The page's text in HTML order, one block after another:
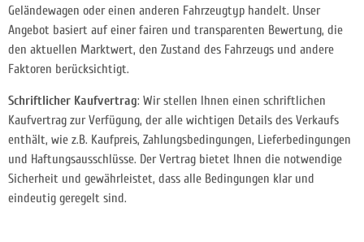
Geländewagen oder einen anderen Fahrzeugtyp handelt. Unser
Angebot basiert auf einer fairen und transparenten Bewertung, die
den aktuellen Marktwert, den Zustand des Fahrzeugs und andere
Faktoren berücksichtigt.
Schriftlicher Kaufvertrag: Wir stellen Ihnen einen schriftlichen
Kaufvertrag zur Verfügung, der alle wichtigen Details des Verkaufs
enthält, wie z.B. Kaufpreis, Zahlungsbedingungen, Lieferbedingungen
und Haftungsausschlüsse. Der Vertrag bietet Ihnen die notwendige
Sicherheit und gewährleistet, dass alle Bedingungen klar und
eindeutig geregelt sind.